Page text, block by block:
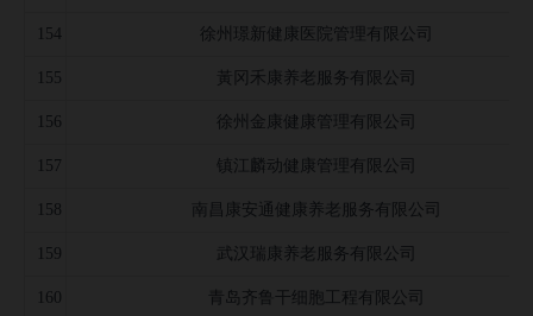
154 徐州璟新健康医院管理有限公司
155 黃冈禾康养老服务有限公司
156 徐州金康健康管理有限公司
157 镇江麟动健康管理有限公司
158 南昌康安通健康养老服务有限公司
159 武汉瑞康养老服务有限公司
160 青岛齐鲁干细胞工程有限公司